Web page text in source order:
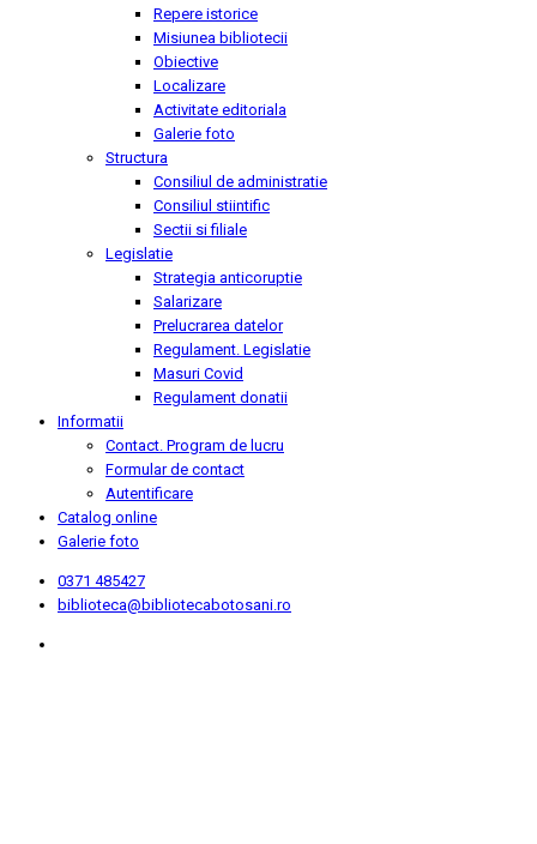
Repere istorice
Misiunea bibliotecii
Obiective
Localizare
Activitate editoriala
Galerie foto
Structura
Consiliul de administratie
Consiliul stiintific
Sectii si filiale
Legislatie
Strategia anticoruptie
Salarizare
Prelucrarea datelor
Regulament. Legislatie
Masuri Covid
Regulament donatii
Informatii
Contact. Program de lucru
Formular de contact
Autentificare
Catalog online
Galerie foto
0371 485427
biblioteca@bibliotecabotosani.ro